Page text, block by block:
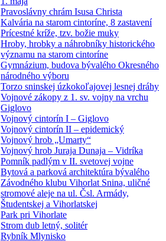
Pravoslávny chrám Isusa Christa
Kalvária na starom cintoríne, 8 zastavení
Prícestné kríže, tzv. božie muky
Hroby, hrobky a náhrobníky historického
významu na starom cintoríne
Gymnázium, budova bývalého Okresného
národného výboru
Torzo sninskej úzkokoľajovej lesnej dráhy
Vojnové zákopy z 1. sv. vojny na vrchu
Giglovo
Vojnový cintorín I – Giglovo
Vojnový cintorín II – epidemický
Vojnový hrob „Umarty“
Vojnový hrob Juraja Dunaja – Vidríka
Pomník padlým v II. svetovej vojne
Bytová a parková architektúra bývalého
Závodného klubu Vihorlat Snina, uličné
stromové aleje na ul. Čsl. Armády,
Študentskej a Vihorlatskej
Park pri Vihorlate
Strom dub letný, solitér
Rybník Mlynisko